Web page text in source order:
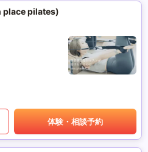
place pilates)
体験・相談予約